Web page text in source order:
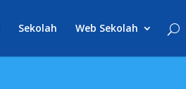
Sekolah Web Sekolah